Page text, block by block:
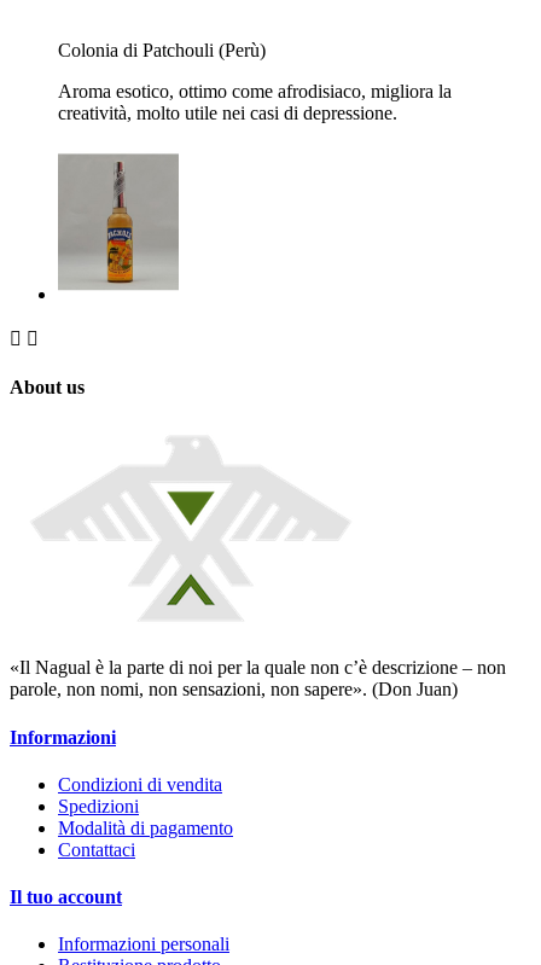
Colonia di Patchouli (Perù)
Aroma esotico, ottimo come afrodisiaco, migliora la
creatività, molto utile nei casi di depressione.
 
About us
«Il Nagual è la parte di noi per la quale non c’è descrizione – non
parole, non nomi, non sensazioni, non sapere». (Don Juan)
Informazioni
Condizioni di vendita
Spedizioni
Modalità di pagamento
Contattaci
Il tuo account
Informazioni personali